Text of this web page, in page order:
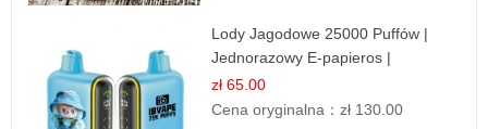
Lody Jagodowe 25000 Puffów |
Jednorazowy E-papieros |
Deserowy Smak
zł 65.00
Cena oryginalna：zł 130.00